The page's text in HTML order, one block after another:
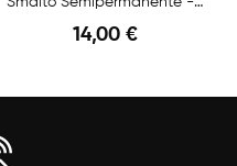
14,00 €